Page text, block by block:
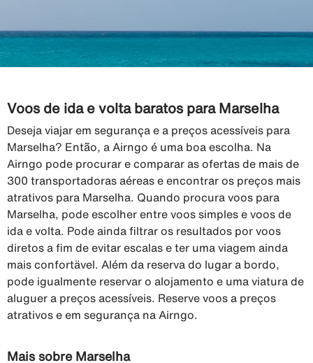
Voos de ida e volta baratos para Marselha
Deseja viajar em segurança e a preços acessíveis para
Marselha? Então, a Airngo é uma boa escolha. Na
Airngo pode procurar e comparar as ofertas de mais de
300 transportadoras aéreas e encontrar os preços mais
atrativos para Marselha. Quando procura voos para
Marselha, pode escolher entre voos simples e voos de
ida e volta. Pode ainda filtrar os resultados por voos
diretos a fim de evitar escalas e ter uma viagem ainda
mais confortävel. Além da reserva do lugar a bordo,
pode igualmente reservar o alojamento e uma viatura de
aluguer a preços acessíveis. Reserve voos a preços
atrativos e em segurança na Airngo.
Mais sobre Marselha